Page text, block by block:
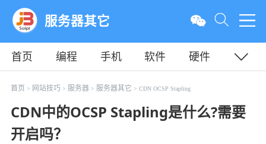
服务器其它
首页 编程 手机 软件
硬件
教程
平面 服务器
首页 > 网站技巧 > 服务器> 服务器其它 > CDN OCSP Stapling
CDN中的OCSP Stapling是什么?需要
开启吗？